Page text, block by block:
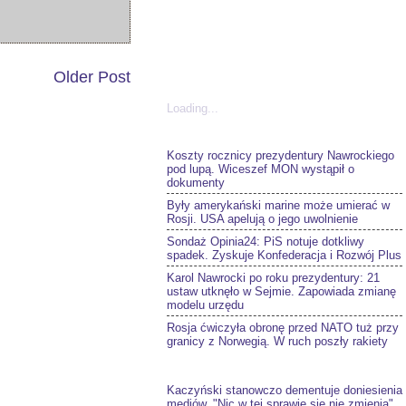
Older Post
Loading...
Koszty rocznicy prezydentury Nawrockiego
pod lupą. Wiceszef MON wystąpił o
dokumenty
Były amerykański marine może umierać w
Rosji. USA apelują o jego uwolnienie
Sondaż Opinia24: PiS notuje dotkliwy
spadek. Zyskuje Konfederacja i Rozwój Plus
Karol Nawrocki po roku prezydentury: 21
ustaw utknęło w Sejmie. Zapowiada zmianę
modelu urzędu
Rosja ćwiczyła obronę przed NATO tuż przy
granicy z Norwegią. W ruch poszły rakiety
Kaczyński stanowczo dementuje doniesienia